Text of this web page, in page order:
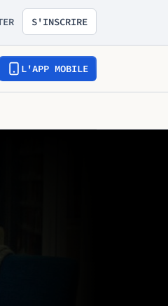
S'INSCRIRE
L'APP MOBILE